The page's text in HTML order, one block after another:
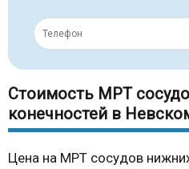
Стоимость МРТ
конечностей в
Цена на МРТ сосудов